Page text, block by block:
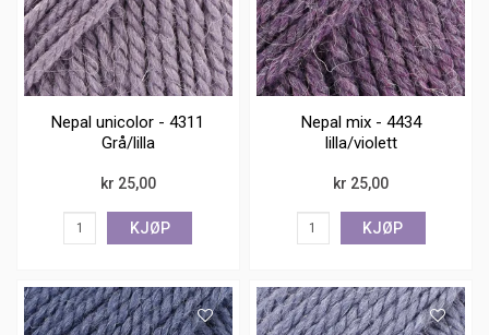
Nepal unicolor - 4311
Grå/lilla
kr 25,00
KJØP
Nepal mix - 4434
lilla/violett
kr 25,00
KJØP